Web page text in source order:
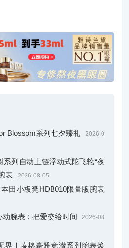
Blossom系列七夕臻礼 2026-0
系列自动上链浮动式陀飞轮“夜
表
2026-08-05
田小板凳HDB010限量版腕表
动腕表：把爱交给时间 2026-08
界｜泰格豪雅竞潜系列腕表焕